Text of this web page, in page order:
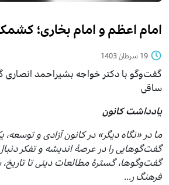
امام اعظم و امام بخاری؛
19 سرطان 1403
گفت‌وگو با دکتر خواجه بشیراحمد انصاری
ساقی
یادداشت کانون
ما در «نگاه دیگر» در کانون آزادی و
گفت‌گوهایی را در عرصهٔ اندیشه و تفکر
گفت‌وگوها، گسترهٔ مطالعات دینی تا
فرهنگ ر...